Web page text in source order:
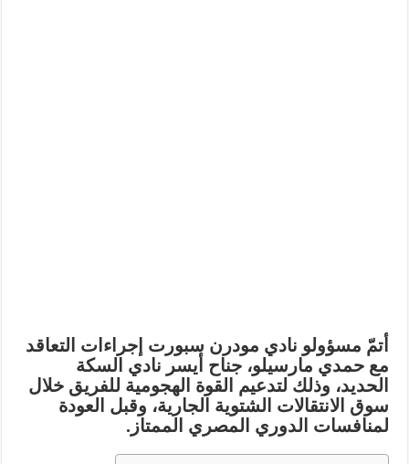
أتمّ مسؤولو نادي مودرن سبورت إجراءات التعاقد
معحمدي مارسيلو، جناح أيسر نادي السكة
الحديد، وذلك لتدعيم القوة الهجومية للفريق خلال
سوق الانتقالات الشتوية الجارية، وقبل العودة
لمنافسات الدوري المصري الممتاز.